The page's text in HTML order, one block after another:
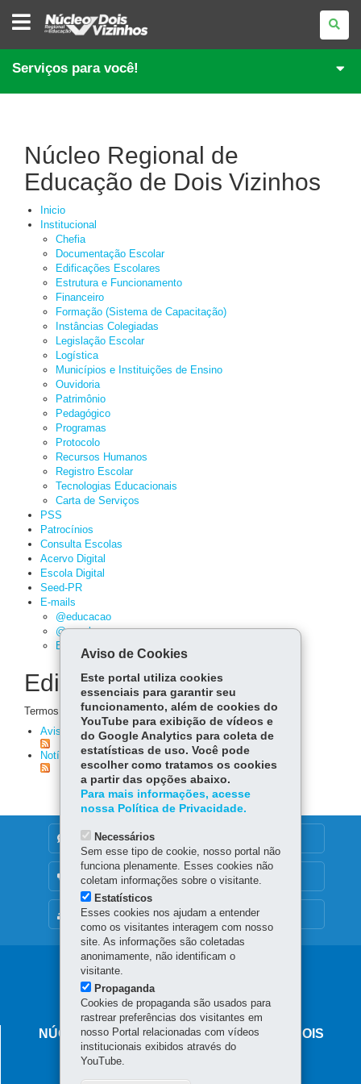
NÚCLEO
REGIONAL
EDUCAÇÃO
DE
DOIS
Serviços para você!
Núcleo Regional de
Educação de Dois Vizinhos
Inicio
Institucional
Chefia
Documentação Escolar
Edificações Escolares
Estrutura e Funcionamento
Financeiro
Formação (Sistema de Capacitação)
Instâncias Colegiadas
Legislação Escolar
Logística
Municípios e Instituições de Ensino
Ouvidoria
Patrimônio
Pedagógico
Programas
Protocolo
Recursos Humanos
Registro Escolar
Tecnologias Educacionais
Carta de Serviços
PSS
Patrocínios
Consulta Escolas
Acervo Digital
Escola Digital
Seed-PR
E-mails
@educacao
@escola
Expresso
Editoria
Termos de editoria para notícias.
Avisos
(438)
Notícias
(37)
MAPA DO SITE
DENUNCIE CORRUPÇÃO
OUVIDORIA
Navegação
principal
NÚCLEO REGIONAL DE EDUCAÇÃO DE DOIS
VIZINHOS
Aviso de Cookies
Este portal utiliza cookies
essenciais para garantir seu
funcionamento, além de cookies do
YouTube para exibição de vídeos e
do Google Analytics para coleta de
estatísticas de uso. Você pode
escolher como tratamos os cookies
a partir das opções abaixo.
Para mais informações, acesse
nossa Política de Privacidade.
Necessários
Sem esse tipo de cookie, nosso portal não
funciona plenamente. Esses cookies não
coletam informações sobre o visitante.
Estatísticos
Esses cookies nos ajudam a entender
como os visitantes interagem com nosso
site. As informações são coletadas
anonimamente, não identificam o
visitante.
Propaganda
Cookies de propaganda são usados para
rastrear preferências dos visitantes em
nosso Portal relacionadas com vídeos
institucionais exibidos através do
YouTube.